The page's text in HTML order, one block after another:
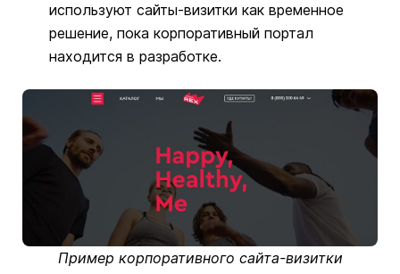
используют сайты-визитки как временное
решение, пока корпоративный портал
находится в разработке.
Пример корпоративного сайта-визитки